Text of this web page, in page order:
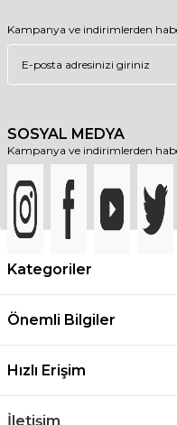
Kampanya ve indirimlerden
SOSYAL MEDYA
Kampanya ve indirimlerden
Kategoriler
Önemli Bilgiler
Hızlı Erişim
İletişim